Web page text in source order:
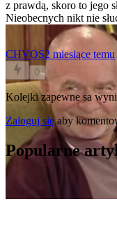
z prawdą, skoro to jego
Nieobecnych nikt nie
CHVOS2 miesiące temu
0
Kolejki zapewne sa
Zaloguj sięaby
Popularne